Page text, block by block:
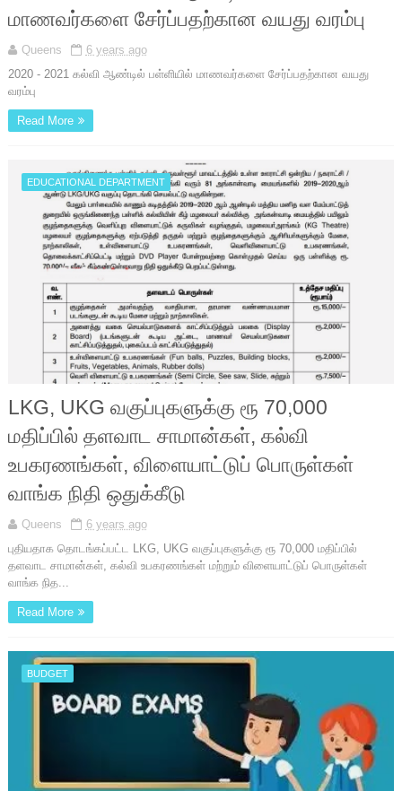
மாணவர்களை சேர்ப்பதற்கான வயது வரம்பு
Queens
6 years ago
2020 - 2021 கல்வி ஆண்டில் பள்ளியில் மாணவர்களை சேர்ப்பதற்கான வயது
வரம்பு
Read More
EDUCATIONAL DEPARTMENT
LKG, UKG வகுப்புகளுக்கு ரூ 70,000
மதிப்பில் தளவாட சாமான்கள், கல்வி
உபகரணங்கள், விளையாட்டுப் பொருள்கள்
வாங்க நிதி ஒதுக்கீடு
Queens
6 years ago
புதியதாக தொடங்கப்பட்ட LKG, UKG வகுப்புகளுக்கு ரூ 70,000 மதிப்பில்
தளவாட சாமான்கள், கல்வி உபகரணங்கள் மற்றும் விளையாட்டுப் பொருள்கள்
வாங்க நித...
Read More
BUDGET